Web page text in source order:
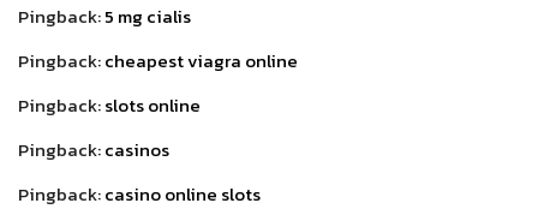
Pingback:5 mg cialis
Pingback:cheapest viagra online
Pingback:slots online
Pingback:casinos
Pingback:casino online slots